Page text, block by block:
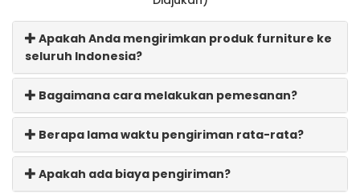
Apakah Anda mengirimkan produk furniture ke
seluruh Indonesia?
Bagaimana cara melakukan pemesanan?
Berapa lama waktu pengiriman rata-rata?
Apakah ada biaya pengiriman?